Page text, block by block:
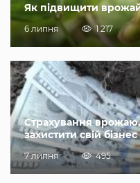
Як підвищити
6 липня 1 217
Страхування
захистити свій бізнес
7 липня 495